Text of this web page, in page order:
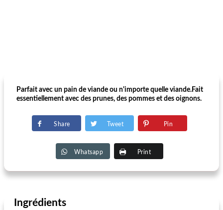
Parfait avec un pain de viande ou n'importe quelle viande.Fait
essentiellement avec des prunes, des pommes et des oignons.
Share Tweet Pin
Whatsapp Print
Ingrédients